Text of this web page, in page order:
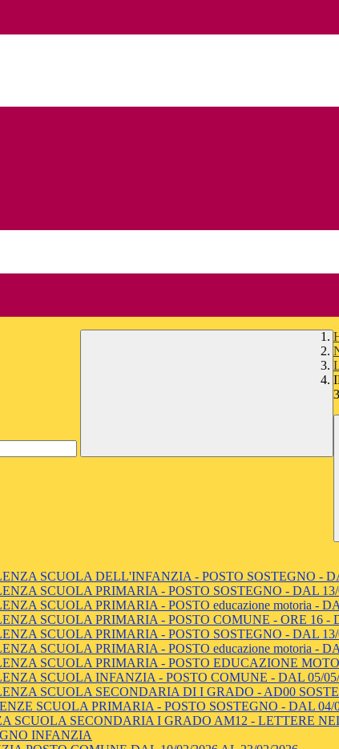
SCUOLA DELL'INFANZIA - POSTO SOSTEGNO -
SCUOLA PRIMARIA - POSTO SOSTEGNO - DAL 13/
SCUOLA PRIMARIA - POSTO educazione motoria -
SCUOLA PRIMARIA - POSTO COMUNE - ORE 16 -
SCUOLA PRIMARIA - POSTO SOSTEGNO - DAL 13/
SCUOLA PRIMARIA - POSTO educazione motoria -
SCUOLA PRIMARIA - POSTO EDUCAZIONE
SCUOLA INFANZIA - POSTO COMUNE - DAL 05/
SCUOLA SECONDARIA DI I GRADO - AD00
SCUOLA PRIMARIA - POSTO SOSTEGNO - DAL 04/
SCUOLA SECONDARIA I GRADO AM12 - LETTERE
INFANZIA